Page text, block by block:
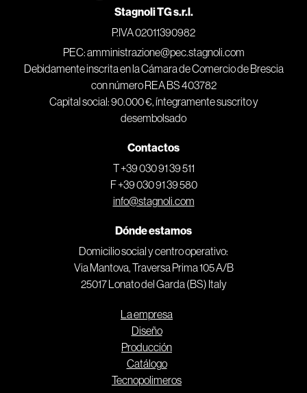
Stagnoli TG s.r.l.
P.IVA 02011390982
PEC: amministrazione@pec.stagnoli.com
Debidamente inscrita en la Cámara de Comercio de Brescia
con número REA BS 403782
Capital social: 90.000 €, íntegramente suscrito y
desembolsado
Contactos
T +39 030 91 39 511
F +39 030 91 39 580
info@stagnoli.com
Dónde estamos
Domicilio social y centro operativo:
Via Mantova, Traversa Prima 105 A/B
25017 Lonato del Garda (BS) Italy
La empresa
Diseño
Producción
Catálogo
Tecnopolimeros